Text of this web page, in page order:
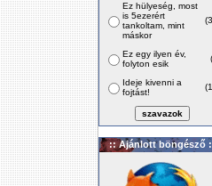
Ez hülyeség, most
is 5ezerért
tankoltam, mint
máskor
Ez egy ilyen év,
folyton esik
Ideje kivenni a
fojtást!
:: Ajánlott böngésző